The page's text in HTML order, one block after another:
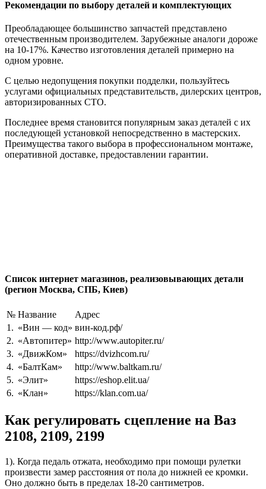
Рекомендации по выбору деталей и комплектующих
Преобладающее большинство запчастей представлено
отечественным производителем. Зарубежные аналоги дороже
на 10-17%. Качество изготовления деталей примерно на
одном уровне.
С целью недопущения покупки подделки, пользуйтесь
услугами официальных представительств, дилерских центров,
авторизированных СТО.
Последнее время становится популярным заказ деталей с их
последующей установкой непосредственно в мастерских.
Преимущества такого выбора в профессиональном монтаже,
оперативной доставке, предоставлении гарантии.
Список интернет магазинов, реализовывающих детали
(регион Москва, СПБ, Киев)
№ Название
Адрес
1. «Вин — код» вин-код.рф/
2. «Автопитер» http://www.autopiter.ru/
3. «ДвижКом»
https://dvizhcom.ru/
4. «БалтКам»
http://www.baltkam.ru/
5. «Элит»
https://eshop.elit.ua/
6. «Клан» https://klan.com.ua/
Как регулировать сцепление на Ваз
2108, 2109, 2199
1). Когда педаль отжата, необходимо при помощи рулетки
произвести замер расстояния от пола до нижней ее кромки.
Оно должно быть в пределах 18-20 сантиметров.